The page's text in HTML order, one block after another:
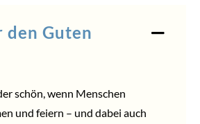
den Guten
schön, wenn Menschen
und feiern – und dabei auch